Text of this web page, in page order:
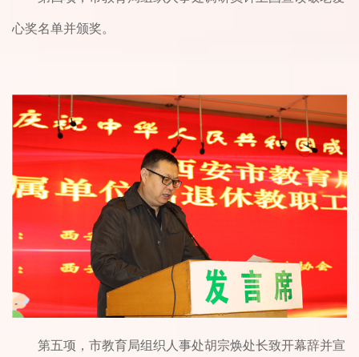
心奖名单并颁奖。
第五项，市教育局组织人事处胡宗焕处长致开幕辞并宣